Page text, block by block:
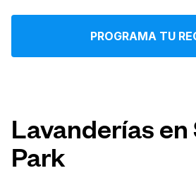
Iniciar sesión
Síguenos en
PROGRAMA TU
Lavanderías en
Park